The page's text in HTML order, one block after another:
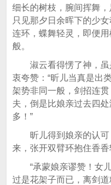
细长的树枝，腕间挥舞，
只见那夕日余晖下的少
连环，蝶舞轻灵，即便
般。
淑云看得愣了神，虽
衷夸赞：“昕儿当真是出
架势非同一般，剑招连
夫，倒是比娘亲过去四
多！”
昕儿得到娘亲的认可
来，张开双臂环抱住香香
“承蒙娘亲谬赞！女儿
过是花架子而已，离剑